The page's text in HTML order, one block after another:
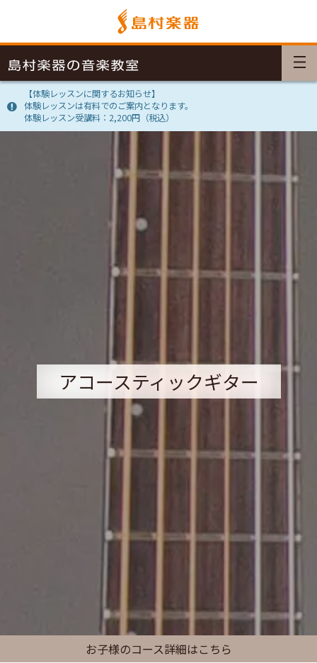
【体験レッスンに関するお知らせ】
体験レッスンは有料でのご案内となります。
体験レッスン受講料：2,200円（税込）
アコースティックギター
お子様のコース詳細はこちら